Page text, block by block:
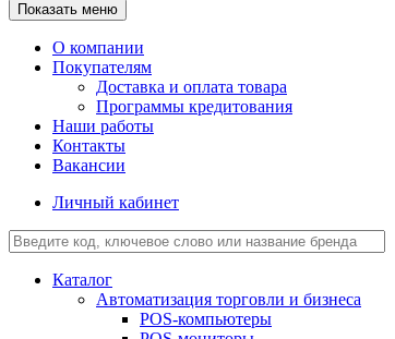
Показать меню
О компании
Покупателям
Доставка и оплата товара
Программы кредитования
Наши работы
Контакты
Вакансии
Личный кабинет
Каталог
Автоматизация торговли и бизнеса
POS-компьютеры